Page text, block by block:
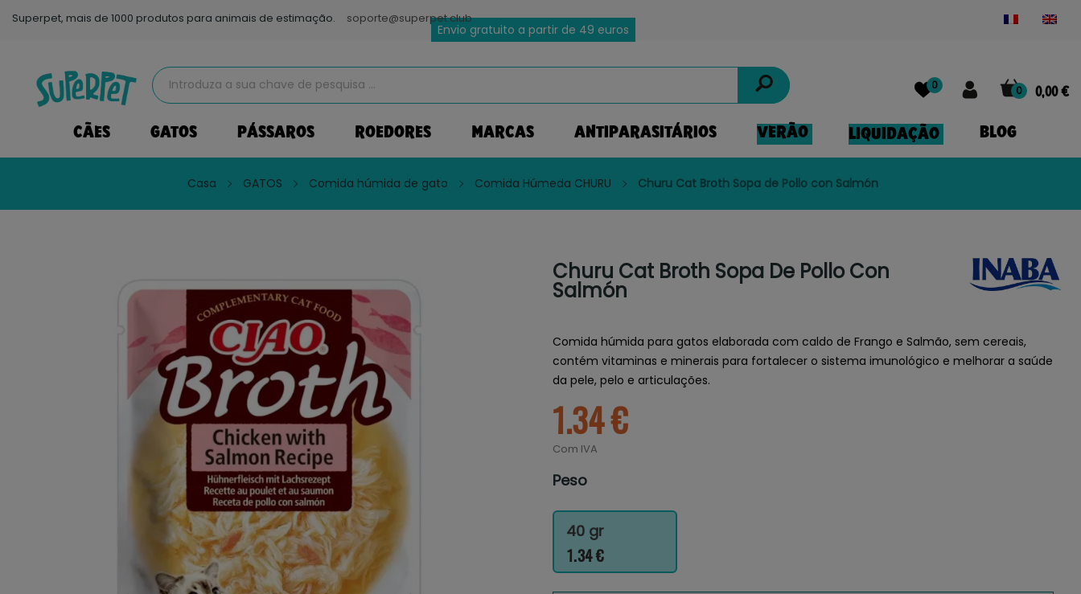
Superpet, mais de 1000 produtos para animais de estimação. soporte@superpet.club
Envio gratuito a partir de 49 euros
0 0,00 €
0
CÃES GATOS PÁSSAROS ROEDORES MARCAS ANTIPARASITÁRIOS VERÃO LIQUIDAÇÃO BLOG
Casa GATOS Comida húmida de gato Comida Húmeda CHURU Churu Cat Broth Sopa de Pollo con Salmón
Churu Cat Broth Sopa De Pollo Con
Salmón
Comida húmida para gatos elaborada com caldo de Frango e Salmão, sem cereais,
contém vitaminas e minerais para fortalecer o sistema imunológico e melhorar a saúde
da pele, pelo e articulações.
1.34 €
Com IVA
Peso
40 gr
1.34 €